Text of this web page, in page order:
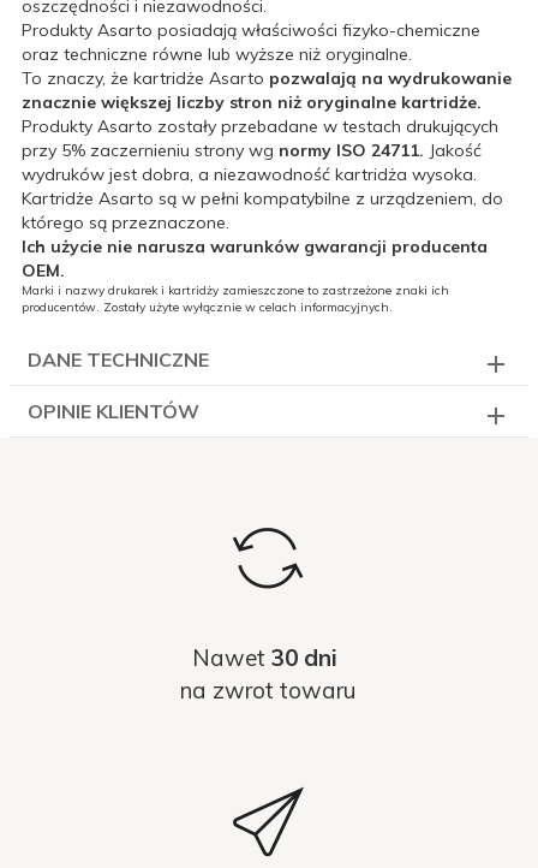
oszczędności i niezawodności.
Produkty Asarto posiadają właściwości fizyko-chemiczne
oraz techniczne równe lub wyższe niż oryginalne.
To znaczy, że kartridże Asarto pozwalają na wydrukowanie
znacznie większej liczby stron niż oryginalne kartridże.
Produkty Asarto zostały przebadane w testach drukujących
przy 5% zaczernieniu strony wg normy ISO 24711. Jakość
wydruków jest dobra, a niezawodność kartridża wysoka.
Kartridże Asarto są w pełni kompatybilne z urządzeniem, do
którego są przeznaczone.
Ich użycie nie narusza warunków gwarancji producenta
OEM.
Marki i nazwy drukarek i kartridży zamieszczone to zastrzeżone znaki ich
producentów. Zostały użyte wyłącznie w celach informacyjnych.
DANE TECHNICZNE
OPINIE KLIENTÓW
Nawet 30 dni
na zwrot towaru